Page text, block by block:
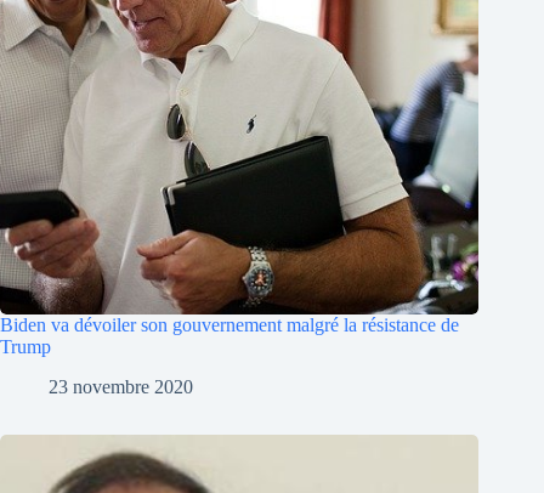
Biden va dévoiler son gouvernement malgré la résistance de
Trump
23 novembre 2020